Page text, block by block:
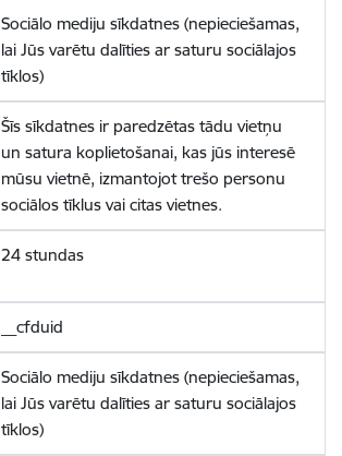
Sociālo mediju sīkdatnes (nepieciešamas,
lai Jūs varētu dalīties ar saturu sociālajos
tīklos)
Šīs sīkdatnes ir paredzētas tādu vietņu
un satura koplietošanai, kas jūs interesē
mūsu vietnē, izmantojot trešo personu
sociālos tīklus vai citas vietnes.
24 stundas
__cfduid
Sociālo mediju sīkdatnes (nepieciešamas,
lai Jūs varētu dalīties ar saturu sociālajos
tīklos)